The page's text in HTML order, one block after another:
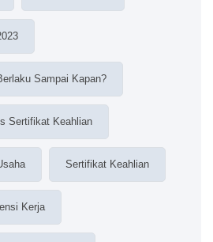
Sampai Kapan?
Sertifikat Keahlian
Sertifikat Keahlian
Kerja